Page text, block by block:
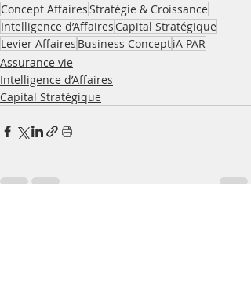
Concept AffairesStratégie & Croissance
Intelligence d’Affaires Capital Stratégique
Levier Affaires Business ConceptiA PAR
Assurance vie
Intelligence d’Affaires
Capital Stratégique